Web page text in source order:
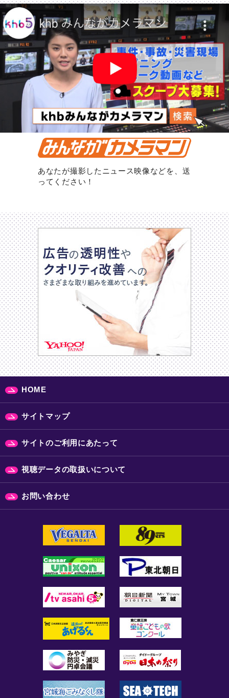
あなたが撮影したニュース映像などを、送
ってください！
HOME
サイトマップ
サイトのご利用にあたって
視聴データの取扱いについて
お問い合わせ